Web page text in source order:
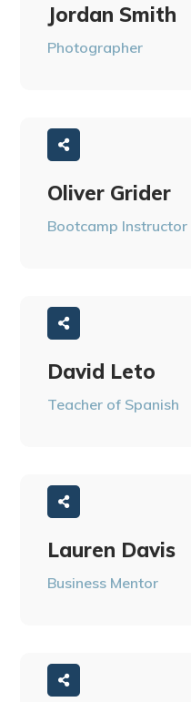
Jordan Smith
Photographer
Oliver Grider
Bootcamp Instructor
David Leto
Teacher of Spanish
Lauren Davis
Business Mentor